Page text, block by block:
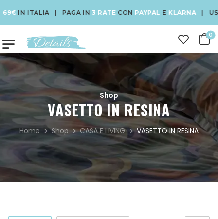
IN ITALIA | PAGA IN3 RATECONPAYPALE KLARNA| USA
0
Shop
VASETTO IN RESINA
Home Shop CASA E LIVING VASETTO IN RESINA